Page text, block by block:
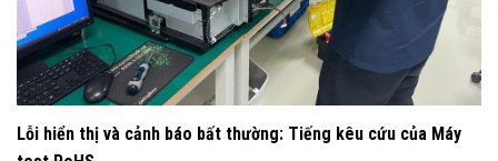
Lỗi hiển thị và cảnh báo bất thường: Tiếng kêu cứu của Máy